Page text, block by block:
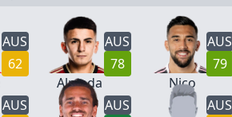
AUS
62
AUS
78
Almada
AUS
79
Nico
AUS
AUS
AUS